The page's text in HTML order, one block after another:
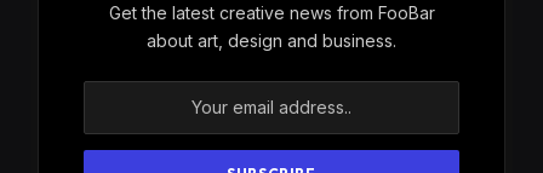
Get the latest creative news from FooBar
about art, design and business.